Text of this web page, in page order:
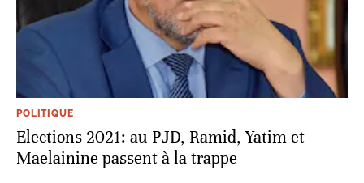
POLITIQUE
Elections 2021: au PJD, Ramid, Yatim et
Maelainine passent à la trappe